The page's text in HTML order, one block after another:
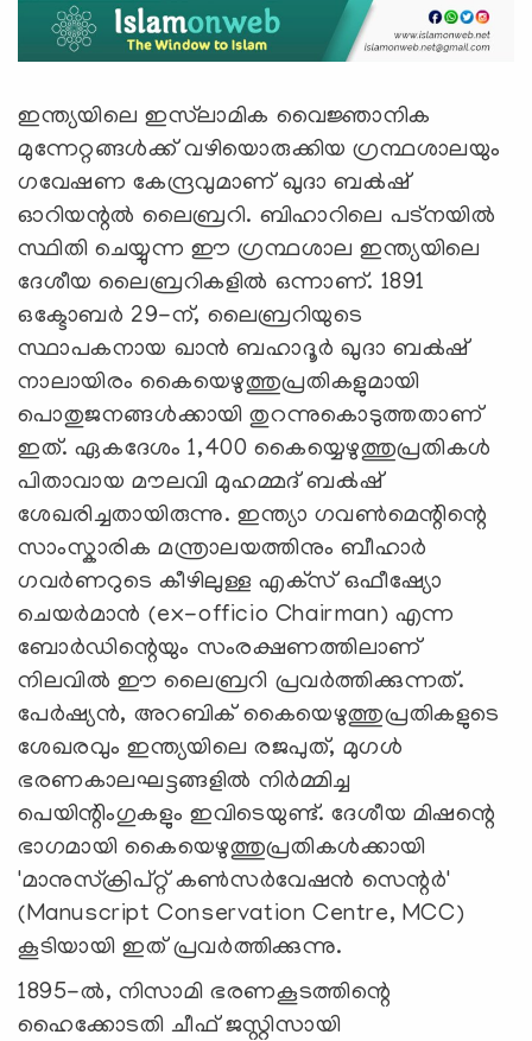
ഇന്ത്യയിലെ ഇസ്‍ലാമിക വൈജ്ഞാനിക
മുന്നേറ്റങ്ങൾക്ക് വഴിയൊരുക്കിയ ഗ്രന്ഥശാലയും
ഗവേഷണ കേന്ദ്രവുമാണ് ഖുദാ ബക്‍ഷ്
ഓറിയന്റൽ ലൈബ്രറി. ബിഹാറിലെ പട്‌നയിൽ
സ്ഥിതി ചെയ്യുന്ന ഈ ഗ്രന്ഥശാല ഇന്ത്യയിലെ
ദേശീയ ലൈബ്രറികളിൽ ഒന്നാണ്. 1891
ഒക്ടോബർ 29-ന്, ലൈബ്രറിയുടെ
സ്ഥാപകനായ ഖാൻ ബഹാദൂർ ഖുദാ ബക്‍ഷ്
നാലായിരം കൈയെഴുത്തുപ്രതികളുമായി
പൊതുജനങ്ങൾക്കായി തുറന്നുകൊടുത്തതാണ്
ഇത്. ഏകദേശം 1,400 കൈയ്യെഴുത്തുപ്രതികൾ
പിതാവായ മൗലവി മുഹമ്മദ് ബക്‍ഷ്
ശേഖരിച്ചതായിരുന്നു. ഇന്ത്യാ ഗവൺമെന്റിന്റെ
സാംസ്കാരിക മന്ത്രാലയത്തിനും ബീഹാർ
ഗവർണറുടെ കീഴിലുള്ള എക്‌സ് ഒഫീഷ്യോ
ചെയർമാൻ (ex-officio Chairman) എന്ന
ബോർഡിന്റെയും സംരക്ഷണത്തിലാണ്
നിലവിൽ ഈ ലൈബ്രറി പ്രവർത്തിക്കുന്നത്.
പേർഷ്യൻ, അറബിക് കൈയെഴുത്തുപ്രതികളുടെ
ശേഖരവും ഇന്ത്യയിലെ രജപുത്, മുഗൾ
ഭരണകാലഘട്ടങ്ങളിൽ നിർമ്മിച്ച
പെയിന്റിംഗുകളും ഇവിടെയുണ്ട്. ദേശീയ മിഷന്റെ
ഭാഗമായി കൈയെഴുത്തുപ്രതികൾക്കായി
'മാനുസ്‌ക്രിപ്റ്റ് കൺസർവേഷൻ സെന്റർ'
(Manuscript Conservation Centre, MCC)
കൂടിയായി ഇത് പ്രവര്‍ത്തിക്കുന്നു.
1895-ൽ, നിസാമി ഭരണകൂടത്തിന്റെ
ഹൈക്കോടതി ചീഫ് ജസ്റ്റിസായി